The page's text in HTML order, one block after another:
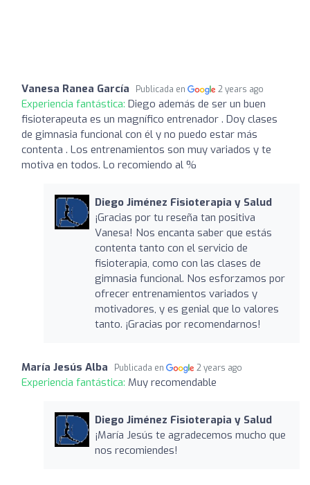
Vanesa Ranea García Publicada en 2 years ago
Experiencia fantástica: Diego además de ser un buen
fisioterapeuta es un magnífico entrenador . Doy clases
de gimnasia funcional con él y no puedo estar más
contenta . Los entrenamientos son muy variados y te
motiva en todos. Lo recomiendo al %
Diego Jiménez Fisioterapia y Salud
¡Gracias por tu reseña tan positiva
Vanesa! Nos encanta saber que estás
contenta tanto con el servicio de
fisioterapia, como con las clases de
gimnasia funcional. Nos esforzamos por
ofrecer entrenamientos variados y
motivadores, y es genial que lo valores
tanto. ¡Gracias por recomendarnos!
María Jesús Alba Publicada en 2 years ago
Experiencia fantástica: Muy recomendable
Diego Jiménez Fisioterapia y Salud
¡María Jesús te agradecemos mucho que
nos recomiendes!